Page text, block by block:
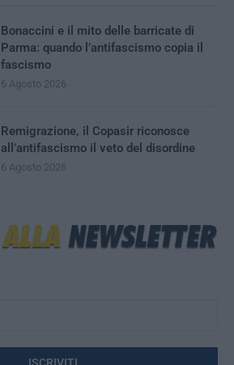
Bonaccini e il mito delle barricate di
Parma: quando l’antifascismo copia il
fascismo
6 Agosto 2026
Remigrazione, il Copasir riconosce
all’antifascismo il veto del disordine
6 Agosto 2026